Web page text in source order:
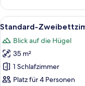
Studiosuite
Alle
Fotos
für
Standard-
Zweibettzimmer
anzeigen
9
Standard-
Blick auf die Hügel
35 m²
1 Schlafzimmer
Platz für 4 Personen